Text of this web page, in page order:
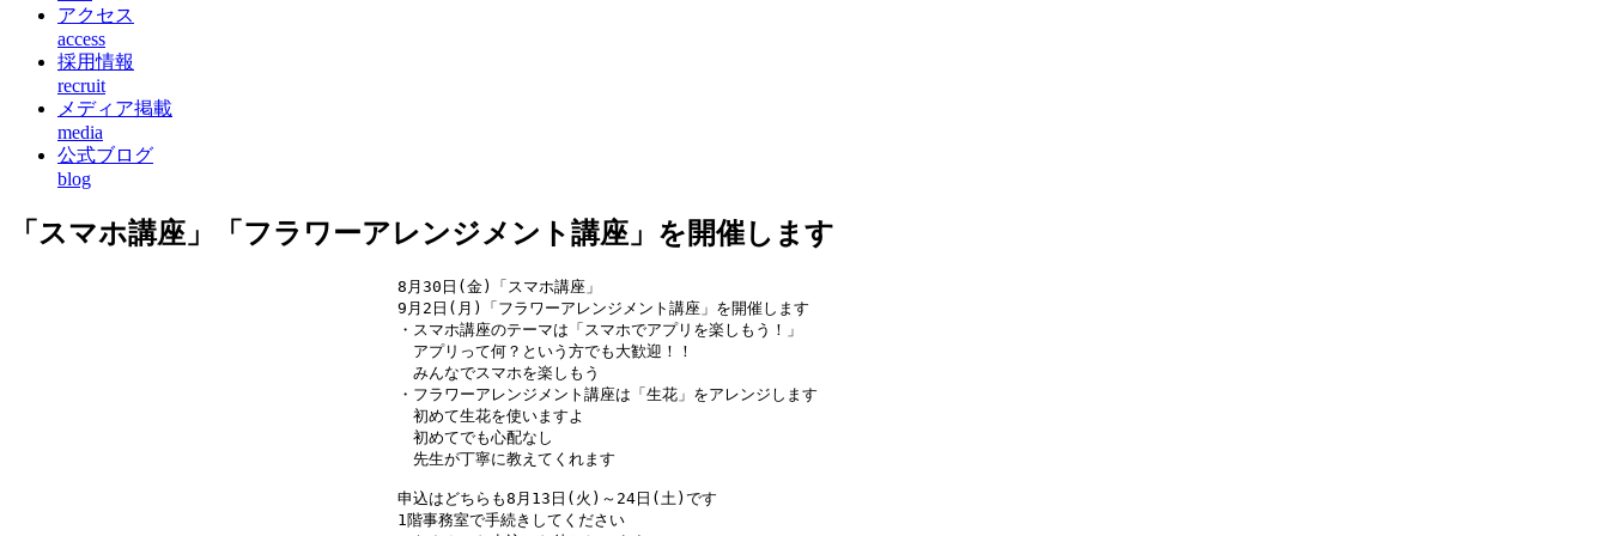
アクセス
access
採用情報
recruit
メディア掲載
media
公式ブログ
blog
「スマホ講座」「フラワーアレンジメント講座」を開催します
8月30日(金)「スマホ講座」
9月2日(月)「フラワーアレンジメント講座」を開催します
・スマホ講座のテーマは「スマホでアプリを楽しもう！」
アプリって何？という方でも大歓迎！！
みんなでスマホを楽しもう
・フラワーアレンジメント講座は「生花」をアレンジします
初めて生花を使いますよ
初めてでも心配なし
先生が丁寧に教えてくれます
申込はどちらも8月13日(火)～24日(土)です
1階事務室で手続きしてください